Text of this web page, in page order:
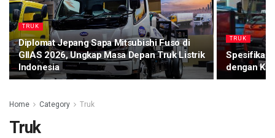
TRUK
Diplomat Jepang Sapa Mitsubishi Fuso di
GIIAS 2026, Ungkap Masa Depan Truk Listrik
Indonesia
TRUK
Spesifikasi
dengan
Home Category Truk
Truk